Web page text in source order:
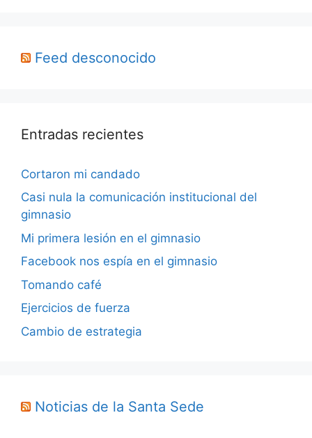
Feed desconocido
Entradas recientes
Cortaron mi candado
Casi nula la comunicación institucional del
gimnasio
Mi primera lesión en el gimnasio
Facebook nos espía en el gimnasio
Tomando café
Ejercicios de fuerza
Cambio de estrategia
Noticias de la Santa Sede